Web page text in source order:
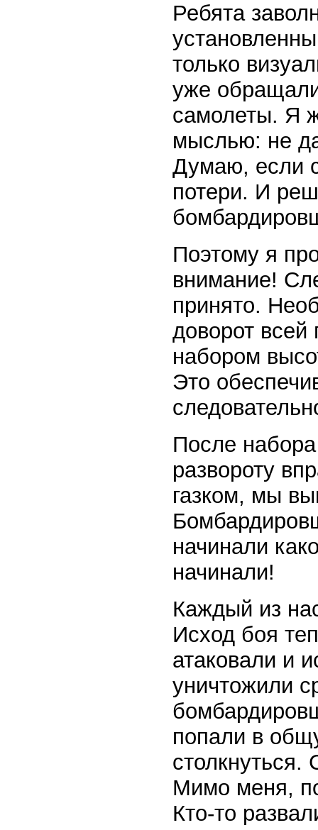
Ребята
только
уже
самолеты. Я
мыслью: не
Думаю, если
потери. И
Поэтому я
внимание!
принято.
доворот всей
набором
Это
После
развороту
газком, мы
начинали
начинали!
Каждый из
Исход боя
атаковали и
уничтожили
попали в
столкнуться.
Мимо меня,
Кто-то